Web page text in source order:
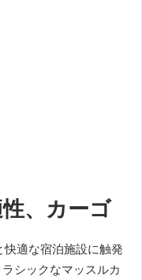
、カーゴ
適な宿泊施設に触発
シックなマッスルカ